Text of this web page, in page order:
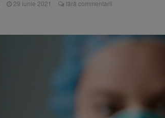
29 iunie 2021 fără commentarii